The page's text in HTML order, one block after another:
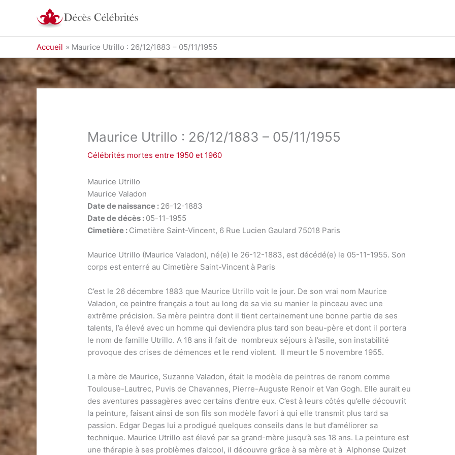
Accueil Maurice Utrillo : 26/12/1883 – 05/11/1955
Maurice Utrillo : 26/12/1883 – 05/11/1955
Célébrités mortes entre 1950 et 1960
Maurice Utrillo
Maurice Valadon
Date de naissance : 26-12-1883
Date de décès : 05-11-1955
Cimetière : Cimetière Saint-Vincent, 6 Rue Lucien Gaulard 75018 Paris
Maurice Utrillo (Maurice Valadon), né(e) le 26-12-1883, est décédé(e) le 05-11-1955. Son
corps est enterré au Cimetière Saint-Vincent à Paris
C’est le 26 décembre 1883 que Maurice Utrillo voit le jour. De son vrai nom Maurice
Valadon, ce peintre français a tout au long de sa vie su manier le pinceau avec une
extrême précision. Sa mère peintre dont il tient certainement une bonne partie de ses
talents, l’a élevé avec un homme qui deviendra plus tard son beau-père et dont il portera
le nom de famille Utrillo. A 18 ans il fait de nombreux séjours à l’asile, son instabilité
provoque des crises de démences et le rend violent. Il meurt le 5 novembre 1955.
La mère de Maurice, Suzanne Valadon, était le modèle de peintres de renom comme
Toulouse-Lautrec, Puvis de Chavannes, Pierre-Auguste Renoir et Van Gogh. Elle aurait eu
des aventures passagères avec certains d’entre eux. C’est à leurs côtés qu’elle découvrit
la peinture, faisant ainsi de son fils son modèle favori à qui elle transmit plus tard sa
passion. Edgar Degas lui a prodigué quelques conseils dans le but d’améliorer sa
technique. Maurice Utrillo est élevé par sa grand-mère jusqu’à ses 18 ans. La peinture est
une thérapie à ses problèmes d’alcool, il découvre grâce à sa mère et à Alphonse Quizet